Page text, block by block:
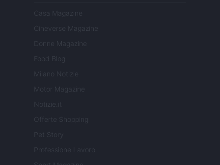
Casa Magazine
Cineverse Magazine
Donne Magazine
Food Blog
Milano Notizie
Motor Magazine
Notizie.it
Offerte Shopping
Pet Story
Professione Lavoro